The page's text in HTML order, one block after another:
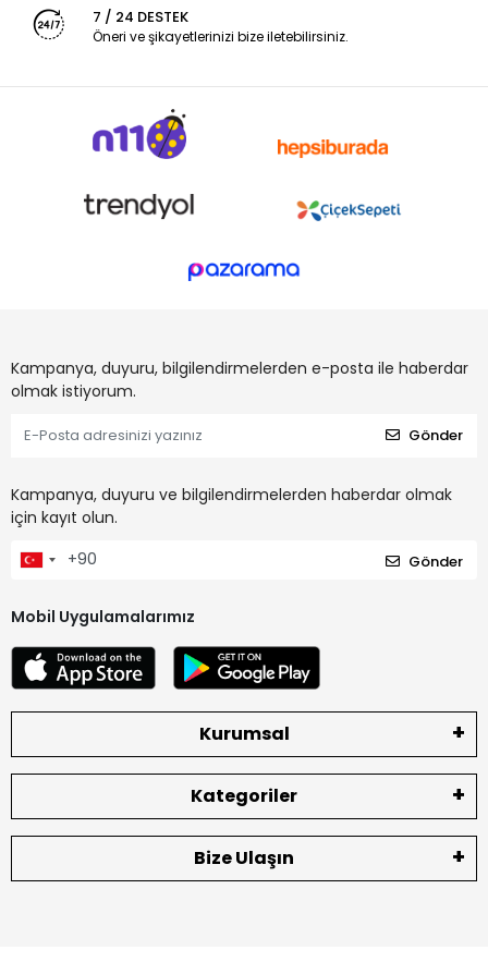
7 / 24 DESTEK
Öneri ve şikayetlerinizi bize iletebilirsiniz.
Kampanya, duyuru, bilgilendirmelerden e-posta ile haberdar
olmak istiyorum.
Gönder
Kampanya, duyuru ve bilgilendirmelerden haberdar olmak
için kayıt olun.
Gönder
Mobil Uygulamalarımız
Kurumsal
Kategoriler
Bize Ulaşın